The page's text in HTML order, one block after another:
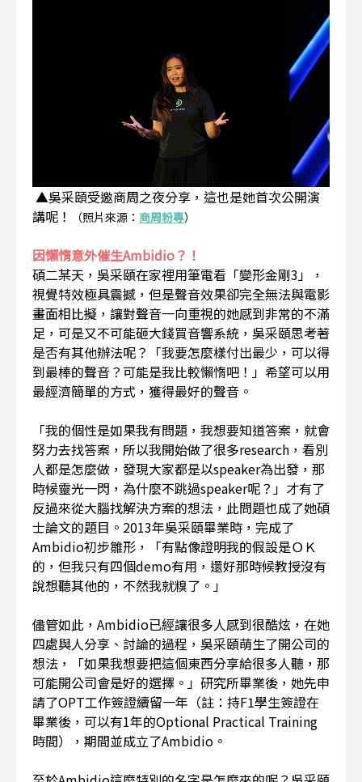
▲吳采頤受邀商周之夜分享，這也是她首次公開演
講呢！
（照片來源： 商周粉專）
因懶惰意外催生Ambidio？！
碩二某天，吳采頤在家裡用筆電看「變形金剛3」，
視覺特效極具震撼，但是聲音效果卻完全無法與電影
畫面相比擬，讓對聲音一向重視的她感到非常的不滿
足，可是又不可能砸大錢買音響系統，吳采頤思考著
是否有其他辦法呢？「我要怎麼樣付出最少，可以得
到最棒的聲音？可能是我比較懶惰吧！」希望可以用
最經濟簡單的方式，獲得最好的聲音。
「我的個性是如果我有問題，我想要知道答案，就會
努力去找答案，所以我開始做了很多research，看別
人都是怎麼做，發現大家都是以speaker為出發，那
時候靈光一閃，為什麼不跳過speaker呢？」才有了
反過來從大腦找解決方案的想法，此問題也成了她碩
士論文的題目。2013年吳采頤畢業時，完成了
Ambidio初步雛形，「有點像證明我的假設是ＯＫ
的，但我只有四個demo有用，還好那時候教授沒有
說想聽其他的，不然我就糗了。」
儘管如此，Ambidio已經讓很多人感到很酷炫，在她
四處與人分享、討論的過程，吳采頤萌生了開公司的
想法，「如果我想要把這個東西分享給很多人聽，那
可能開公司會是好的選擇。」研究所畢業後，她先申
請了OPT工作簽證續留一年（註：持F1學生簽證在
畢業後，可以有1年的Optional Practical Training
時間），期間並成立了Ambidio。